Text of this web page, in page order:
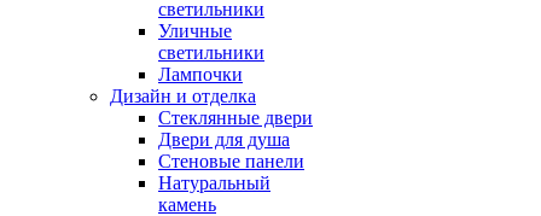
светильники
Уличные
светильники
Лампочки
Дизайн и отделка
Стеклянные двери
Двери для душа
Стеновые панели
Натуральный
камень